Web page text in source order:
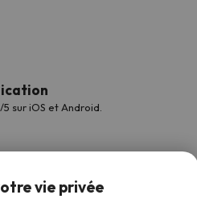
sur iOS et Android.
vie privée